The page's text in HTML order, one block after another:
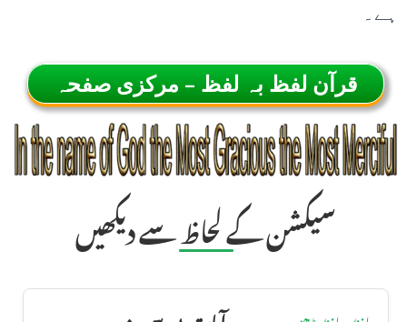
ہے۔
قرآن لفظ بہ لفظ – مرکزی صفحہ
سیکشن کے لحاظ سے دیکھیں